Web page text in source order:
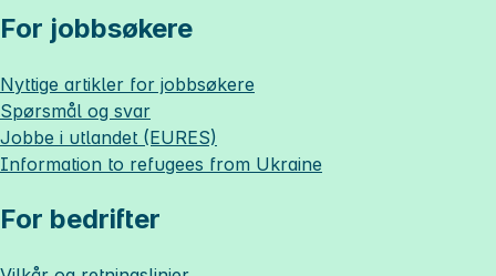
For jobbsøkere
Nyttige artikler for jobbsøkere
Spørsmål og svar
Jobbe i utlandet (EURES)
Information to refugees from Ukraine
For bedrifter